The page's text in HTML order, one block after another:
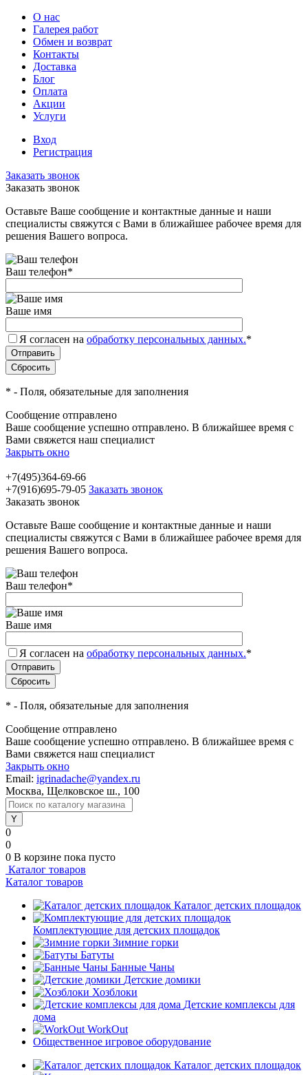
О нас
Галерея работ
Обмен и возврат
Контакты
Доставка
Блог
Оплата
Акции
Услуги
Вход
Регистрация
Заказать звонок
Заказать звонок
Оставьте Ваше сообщение и контактные данные и наши
специалисты свяжутся с Вами в ближайшее рабочее время для
решения Вашего вопроса.
Ваш телефон*
Ваше имя
Я согласен на обработку персональных данных.*
* - Поля, обязательные для заполнения
Сообщение отправлено
Ваше сообщение успешно отправлено. В ближайшее время с
Вами свяжется наш специалист
Закрыть окно
+7(495)364-69-66
+7(916)695-79-05 Заказать звонок
Заказать звонок
Оставьте Ваше сообщение и контактные данные и наши
специалисты свяжутся с Вами в ближайшее рабочее время для
решения Вашего вопроса.
Ваш телефон*
Ваше имя
Я согласен на обработку персональных данных.*
* - Поля, обязательные для заполнения
Сообщение отправлено
Ваше сообщение успешно отправлено. В ближайшее время с
Вами свяжется наш специалист
Закрыть окно
Email: igrinadache@yandex.ru
Москва, Щелковское ш., 100
0
0
0 В корзине пока пусто
Каталог товаров
Каталог товаров
Каталог детских площадок
Комплектующие для детских площадок
Зимние горки
Батуты
Банные Чаны
Детские домики
Хозблоки
Детские комплексы для
дома
WorkOut
Общественное игровое оборудование
Каталог детских площадок